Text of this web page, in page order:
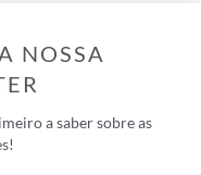
NOSSA
a saber sobre as